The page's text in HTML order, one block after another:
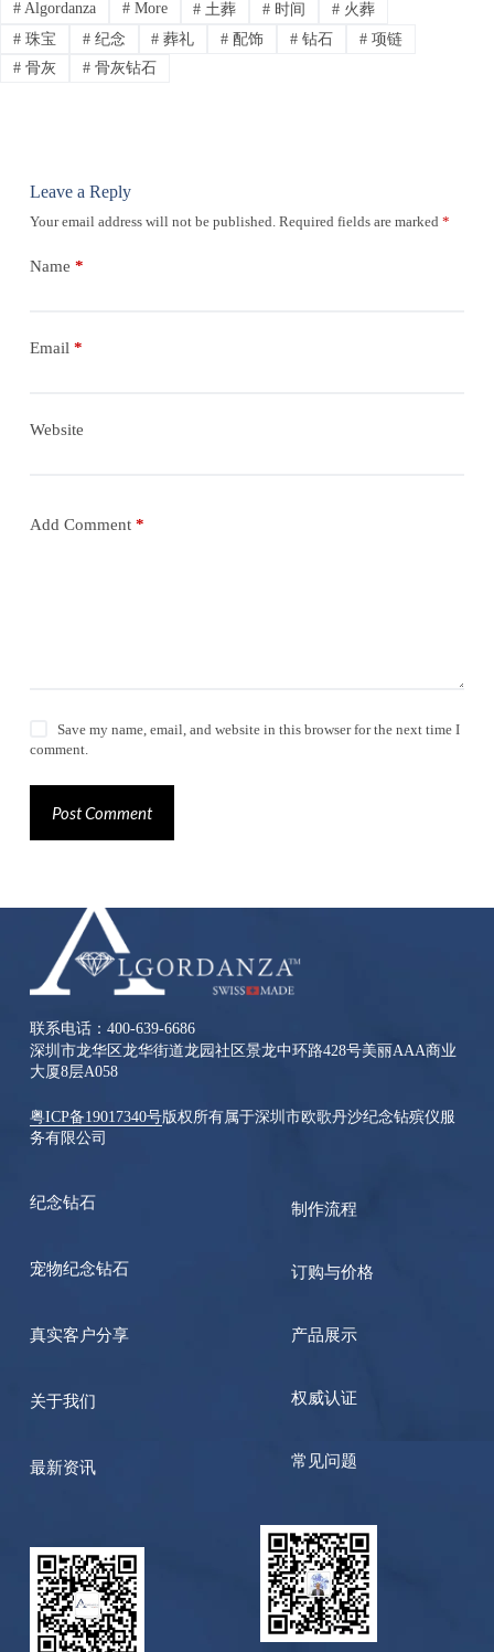
#Algordanza #More # 土葬 # 时间 # 火葬
#珠宝 #纪念 # 葬礼 # 配饰 # 钻石 #项链
#骨灰 #骨灰钻石
Leave a Reply
Your email address will not be published. Required fields are marked *
Name *
Email *
Website
Add Comment*
Save my name, email, and website in this browser for the next time I
comment.
Post Comment
联系电话：400-639-6686
深圳市龙华区龙华街道龙园社区景龙中环路428号美丽AAA商业
大厦8层A058
粤ICP备19017340号版权所有属于深圳市欧歌丹沙纪念钻殡仪服
务有限公司
纪念钻石
宠物纪念钻石
真实客户分享
关于我们
最新资讯
制作流程
订购与价格
产品展示
权威认证
常见问题